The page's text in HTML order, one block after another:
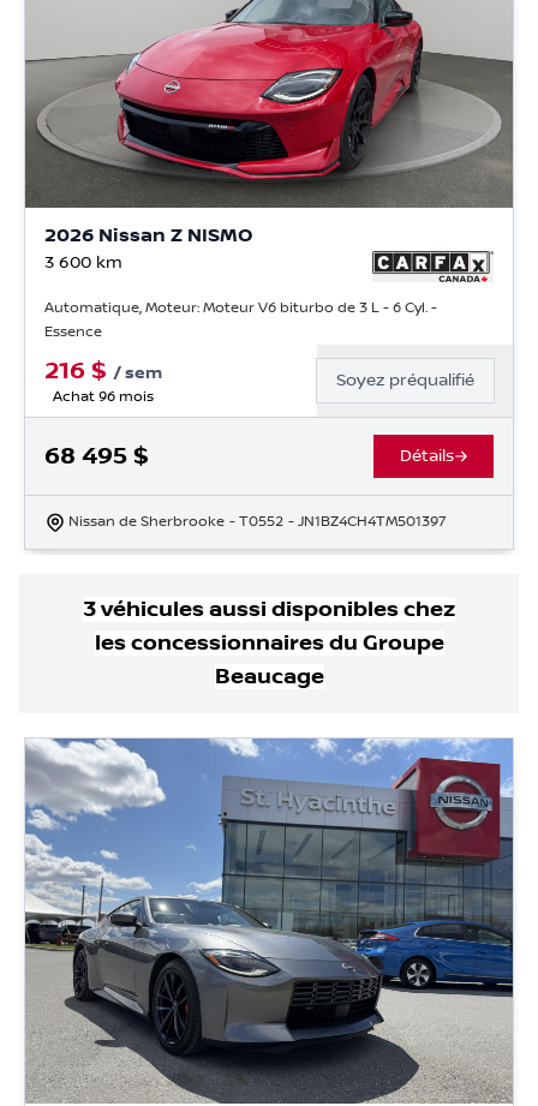
2026 Nissan Z NISMO
3 600 km
Automatique, Moteur: Moteur V6 biturbo de 3 L - 6 Cyl. -
Essence
216 $ /sem
Achat 96 mois
Soyez préqualifié
68 495 $ Détails
Nissan de Sherbrooke - T0552 - JN1BZ4CH4TM501397
3véhiculesaussi disponibleschez
les concessionnaires du Groupe
Beaucage